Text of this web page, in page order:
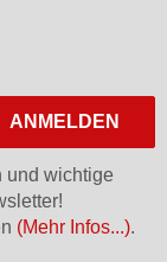
ANMELDEN
und wichtige
(Mehr Infos...).